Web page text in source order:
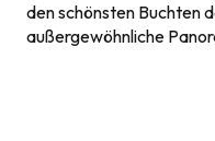
den schönsten Buchten
außergewöhnliche